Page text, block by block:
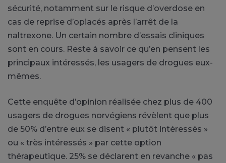
sécurité, notamment sur le risque d’overdose en
cas de reprise d’opiacés après l’arrêt de la
naltrexone. Un certain nombre d’essais cliniques
sont en cours. Reste à savoir ce qu’en pensent les
principaux intéressés, les usagers de drogues eux-
mêmes.
Cette enquête d’opinion réalisée chez plus de 400
usagers de drogues norvégiens révèlent que plus
de 50% d’entre eux se disent « plutôt intéressés »
ou « très intéressés » par cette option
thérapeutique. 25% se déclarent en revanche « pas